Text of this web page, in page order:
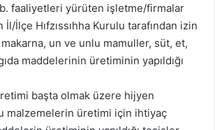
faaliyetleri yürüten işletme/firmalar
İlçe Hıfzıssıhha Kurulu tarafından izin
un ve unlu mamuller, süt, et,
maddelerinin üretiminin yapıldığı
başta olmak üzere hijyen
malzemelerin üretimi için ihtiyaç